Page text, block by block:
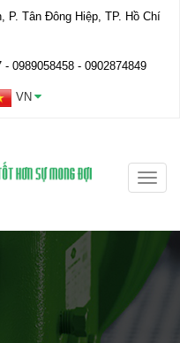
P. Tân Đông Hiệp, TP. Hồ Chí
- ‭0989058458‬ - 0902874849
VN
Toggle